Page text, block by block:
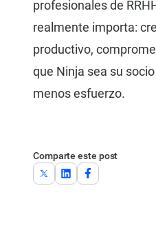
profesionales de
realmente importa:
productivo,
que Ninja sea su
menos esfuerzo.
Comparte este post